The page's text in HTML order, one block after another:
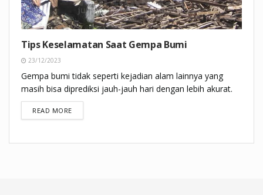
Tips Keselamatan Saat Gempa Bumi
23/12/2023
Gempa bumi tidak seperti kejadian alam lainnya yang
masih bisa diprediksi jauh-jauh hari dengan lebih akurat.
READ MOREDETAILS